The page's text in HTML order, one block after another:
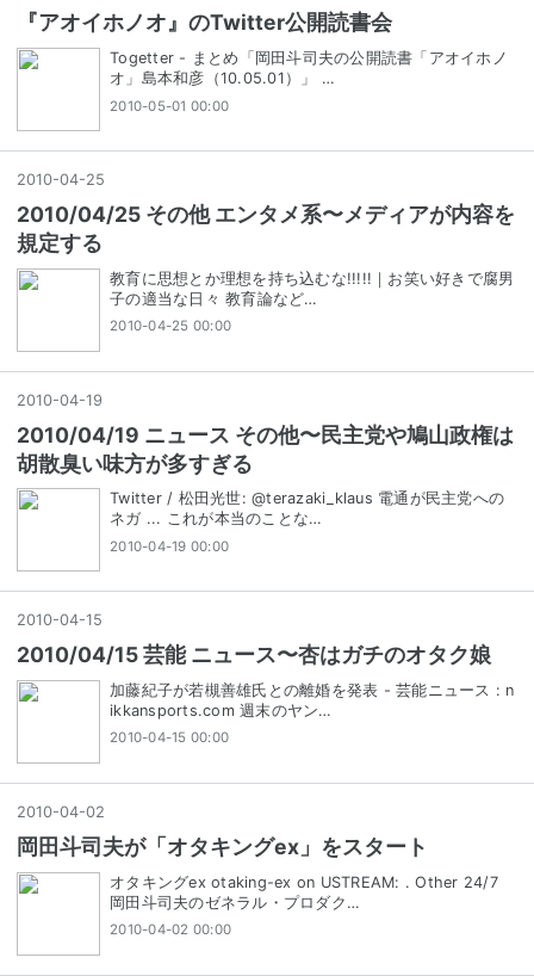
『アオイホノオ』のTwitter公開読書会
Togetter - まとめ「岡田斗司夫の公開読書「アオイホノ
オ」島本和彦（10.05.01）」 …
2010-05-01 00:00
2010-04-25
2010/04/25 その他 エンタメ系〜メディアが内容を
規定する
教育に思想とか理想を持ち込むな!!!!!｜お笑い好きで腐男
子の適当な日々 教育論など…
2010-04-25 00:00
2010-04-19
2010/04/19 ニュース その他〜民主党や鳩山政権は
胡散臭い味方が多すぎる
Twitter / 松田光世: @terazaki_klaus 電通が民主党への
ネガ ... これが本当のことな…
2010-04-19 00:00
2010-04-15
2010/04/15 芸能 ニュース〜杏はガチのオタク娘
加藤紀子が若槻善雄氏との離婚を発表 - 芸能ニュース : n
ikkansports.com 週末のヤン…
2010-04-15 00:00
2010-04-02
岡田斗司夫が「オタキングex」をスタート
オタキングex otaking-ex on USTREAM: . Other 24/7
岡田斗司夫のゼネラル・プロダク…
2010-04-02 00:00